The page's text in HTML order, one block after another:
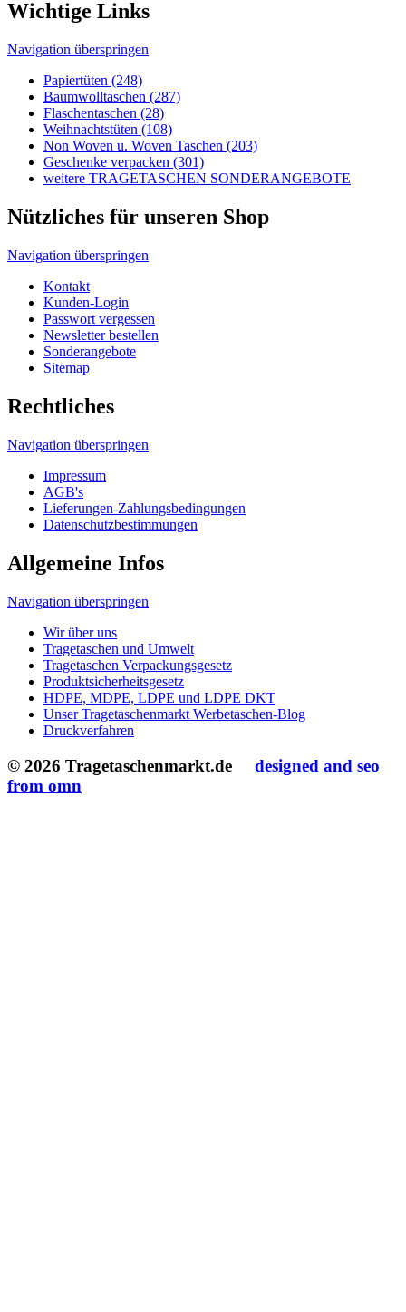
Geschenke verpacken (301)
Nützliches für unseren Shop
Navigation überspringen
Kontakt
Kunden-Login
Passwort vergessen
Sonderangebote
Sitemap
Rechtliches
Navigation überspringen
Impressum
AGB's
Lieferungen-Zahlungsbedingungen
Datenschutzbestimmungen
Allgemeine Infos
Navigation überspringen
Wir über uns
Tragetaschen und Umwelt
Tragetaschen Verpackungsgesetz
Produktsicherheitsgesetz
HDPE, MDPE, LDPE und LDPE DKT
Unser Tragetaschenmarkt Werbetaschen-Blog
from omn